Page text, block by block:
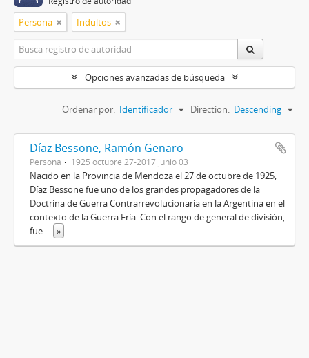
Persona Indultos
Opciones avanzadas de búsqueda
Ordenar por: Identificador Direction: Descending
Díaz Bessone, Ramón Genaro
Persona 1925 octubre 27-2017 junio 03
Nacido en la Provincia de Mendoza el 27 de octubre de 1925,
Díaz Bessone fue uno de los grandes propagadores de la
Doctrina de Guerra Contrarrevolucionaria en la Argentina en el
contexto de la Guerra Fría. Con el rango de general de división,
fue ... »